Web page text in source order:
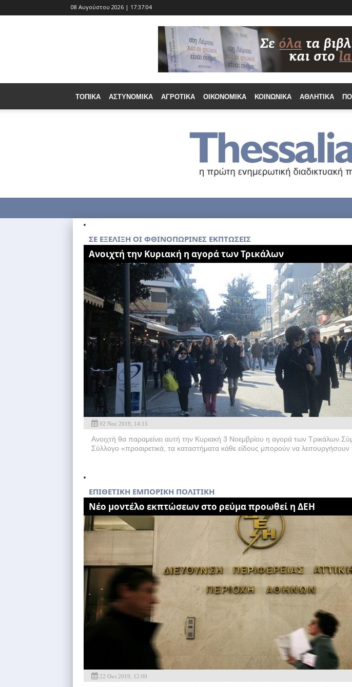
08 Αυγούστου 2026 | 17:37:06
ΤΟΠΙΚΆ ΑΣΤΥΝΟΜΙΚΆ ΑΓΡΟΤΙΚΆ ΟΙΚΟΝΟΜΙΚΆ ΚΟΙΝΩΝΙΚΆ ΑΘΛΗΤΙΚΆ
ΣΕ ΕΞΕΛΙΞΗ ΟΙ ΦΘΙΝΟΠΩΡΙΝΕΣ ΕΚΠΤΩΣΕΙΣ
Ανοιχτή την Κυριακή η αγορά των Τρικάλων
02 Νοε 2019, 14:15
Ανοιχτή θα παραμείνει αυτή την Κυριακή 3 Νοεμβρίου η αγορά των
Σύλλογο «προαιρετικά, τα καταστήματα κάθε είδους μπορούν να λειτουργήσουν
ΕΠΙΘΕΤΙΚΗ ΕΜΠΟΡΙΚΗ ΠΟΛΙΤΙΚΗ
Νέο μοντέλο εκπτώσεων στο ρεύμα προωθεί η ΔΕΗ
22 Οκτ 2019, 12:00